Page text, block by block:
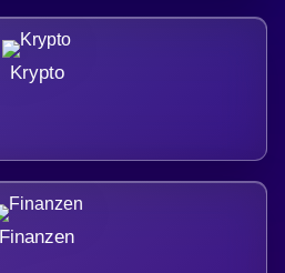
Krypto
Finanzen